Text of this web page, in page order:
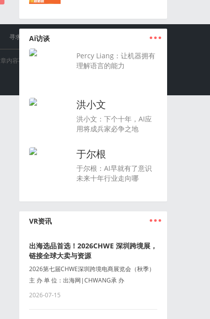
Ai访谈 ...
Percy Liang：让机器拥有
理解语言的能力
洪小文
洪小文：下个十年，AI应
用将成兵家必争之地
于尔根
于尔根：AI早就有了意识
未来十年行业走向哪
VR资讯 ...
出海选品首选！2026CHWE 深圳跨境展，
链接全球大卖与资源
2026第七届CHWE深圳跨境电商展览会（秋季）
主 办 单 位：出海网|CHWANG承 办
2026-07-15
关于我们
赞助我们
寻求报道
容不代表AI中国网立场。